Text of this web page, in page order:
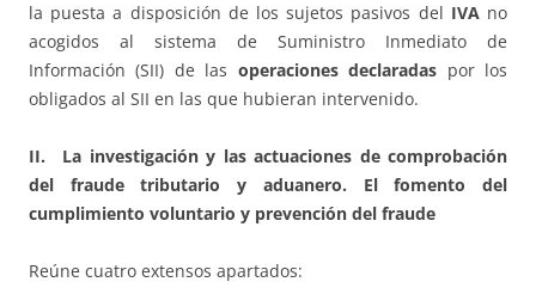
la puesta a disposición de los sujetos pasivos del IVAno
acogidos al sistema de Suministro Inmediato de
Información (SII) de las operaciones declaradas por los
obligados al SII en las que hubieran intervenido.
II. La investigación y las actuaciones de comprobación
del fraude tributario y aduanero. El fomento del
cumplimiento voluntario y prevención del fraude
Reúne cuatro extensos apartados: